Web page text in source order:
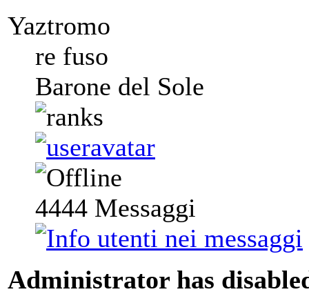
Yaztromo
re fuso
Barone del Sole
4444 Messaggi
Administrator has